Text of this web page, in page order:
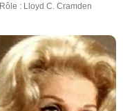
Rôle : Lloyd C. Cramden